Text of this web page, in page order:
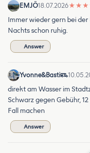
EMJÖ18.07.2026★ ★ ★
Immer wieder gern bei
Nachts schon ruhig.
Answer
Yvonne&Basti
direkt am Wasser im
Schwarz gegen Gebühr,
Fall machen
Answer